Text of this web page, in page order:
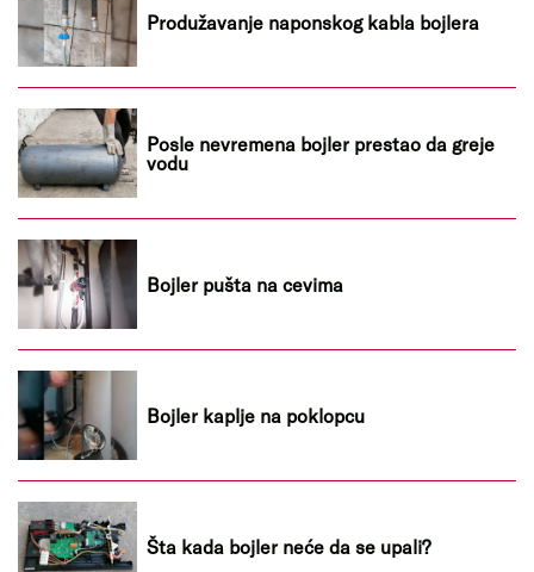
Produžavanje naponskog kabla bojlera
Posle nevremena bojler prestao da greje
vodu
Bojler pušta na cevima
Bojler kaplje na poklopcu
Šta kada bojler neće da se upali?